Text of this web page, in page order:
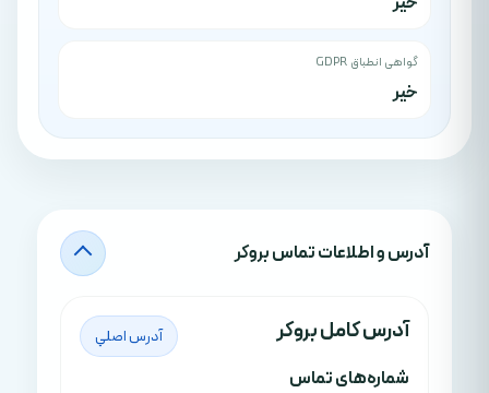
گواهی انطباق GDPR
خیر
آدرس‌ و اطلاعات تماس بروکر
آدرس کامل بروکر آدرس اصلي
شماره‌های تماس